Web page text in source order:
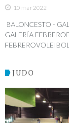
10 mar 2022
BALONCESTO -
GALERÍA
JUDO